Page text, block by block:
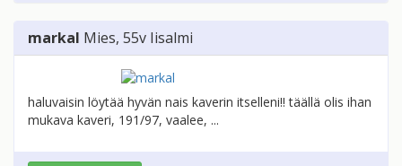
markal Mies, 55v Iisalmi
haluvaisin löytää hyvän nais kaverin itselleni!! täällä olis ihan
mukava kaveri, 191/97, vaalee, ...